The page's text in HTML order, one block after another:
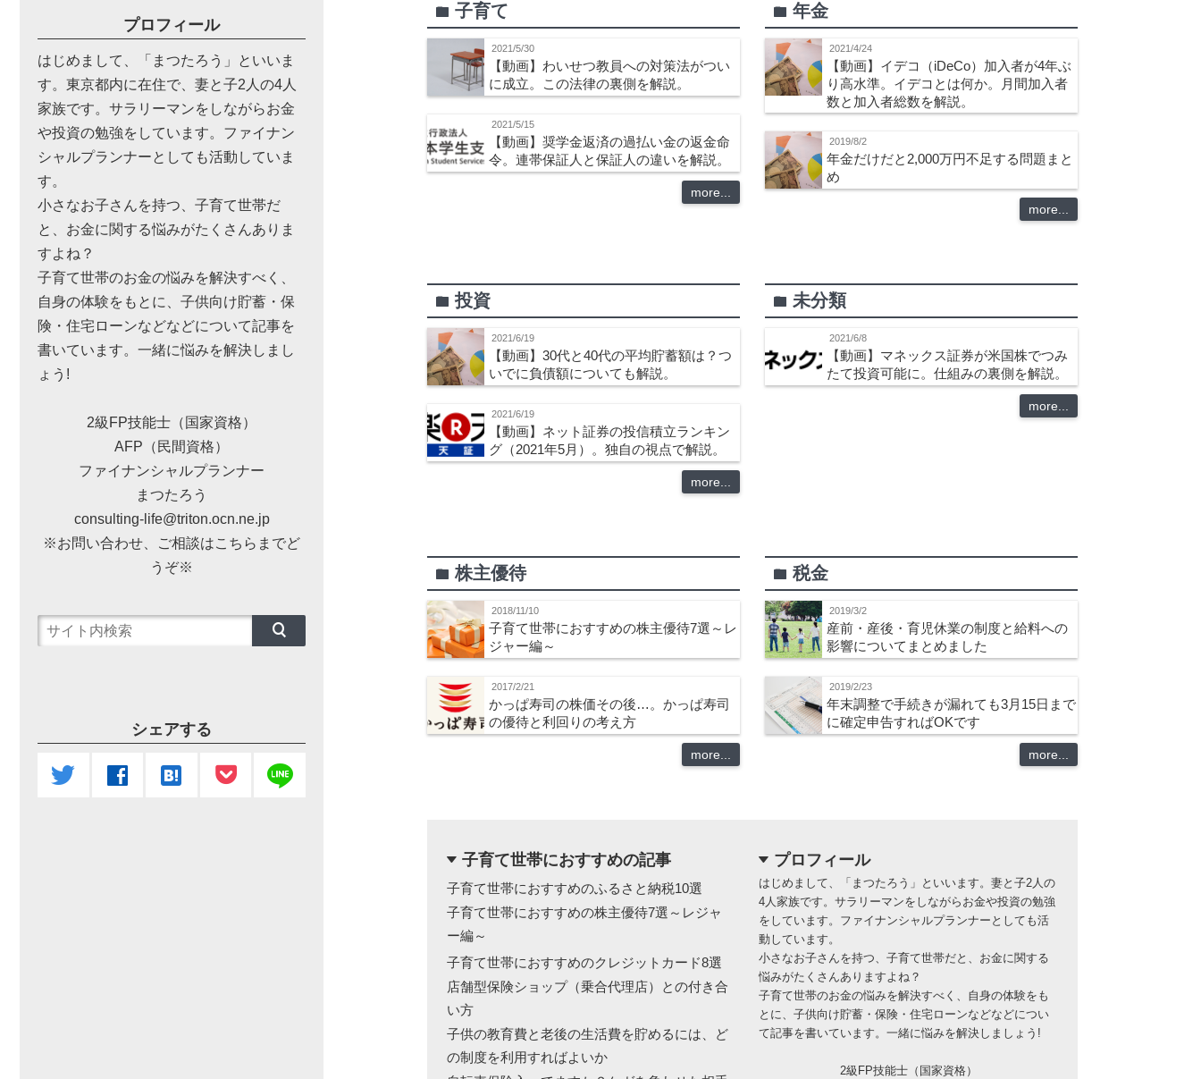
folder 子育て
2021/5/30
【動画】わいせつ教員への対策法がつい
に成立。この法律の裏側を解説。
2021/5/15
【動画】奨学金返済の過払い金の返金命
令。連帯保証人と保証人の違いを解説。
more...
folder 年金
2021/4/24
【動画】イデコ（iDeCo）加入者が4年ぶ
り高水準。イデコとは何か。月間加入者
数と加入者総数を解説。
2019/8/2
年金だけだと2,000万円不足する問題まと
め
more...
folder 投資
2021/6/19
【動画】30代と40代の平均貯蓄額は？つ
いでに負債額についても解説。
2021/6/19
【動画】ネット証券の投信積立ランキン
グ（2021年5月）。独自の視点で解説。
more...
folder 未分類
2021/6/8
【動画】マネックス証券が米国株でつみ
たて投資可能に。仕組みの裏側を解説。
more...
folder 株主優待
2018/11/10
子育て世帯におすすめの株主優待7選～レ
ジャー編～
2017/2/21
かっぱ寿司の株価その後…。かっぱ寿司
の優待と利回りの考え方
more...
folder 税金
2019/3/2
産前・産後・育児休業の制度と給料への
影響についてまとめました
2019/2/23
年末調整で手続きが漏れても3月15日まで
に確定申告すればOKです
more...
dropdown 子育て世帯におすすめの記事
子育て世帯におすすめのふるさと納税10選
子育て世帯におすすめの株主優待7選～レジャ
ー編～
子育て世帯におすすめのクレジットカード8選
店舗型保険ショップ（乗合代理店）との付き合
い方
子供の教育費と老後の生活費を貯めるには、ど
の制度を利用すればよいか
dropdown プロフィール
はじめまして、「まつたろう」といいます。妻と子2人の
4人家族です。サラリーマンをしながらお金や投資の勉強
をしています。ファイナンシャルプランナーとしても活
動しています。
小さなお子さんを持つ、子育て世帯だと、お金に関する
悩みがたくさんありますよね？
子育て世帯のお金の悩みを解決すべく、自身の体験をも
とに、子供向け貯蓄・保険・住宅ローンなどなどについ
て記事を書いています。一緒に悩みを解決しましょう!
2級FP技能士（国家資格）
プロフィール
はじめまして、「まつたろう」といいま
す。東京都内に在住で、妻と子2人の4人
家族です。サラリーマンをしながらお金
や投資の勉強をしています。ファイナン
シャルプランナーとしても活動していま
す。
小さなお子さんを持つ、子育て世帯だ
と、お金に関する悩みがたくさんありま
すよね？
子育て世帯のお金の悩みを解決すべく、
自身の体験をもとに、子供向け貯蓄・保
険・住宅ローンなどなどについて記事を
書いています。一緒に悩みを解決しまし
ょう!
2級FP技能士（国家資格）
AFP（民間資格）
ファイナンシャルプランナー
まつたろう
consulting-life@triton.ocn.ne.jp
※お問い合わせ、ご相談はこちらまでど
うぞ※
シェアする
twitter facebook hatenabookmark line